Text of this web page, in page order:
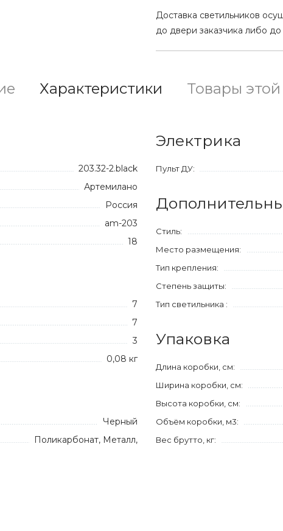
Доставка светильников
до двери заказчика либо
Характеристики Товары
203.32-2.black
Артемилано
Россия
am-203
18
7
7
3
0,08 кг
Черный
Поликарбонат, Металл,
Электрика
Пульт ДУ:
Стиль:
Место размещения:
Тип крепления:
Степень защиты:
Тип светильника :
Упаковка
Длина коробки, см:
Ширина коробки, см:
Высота коробки, см:
Объём коробки, м3:
Вес брутто, кг: